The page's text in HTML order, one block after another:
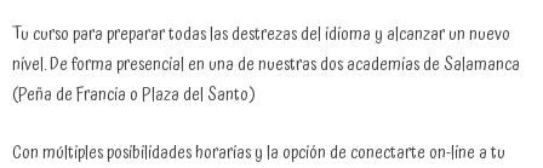
Tu curso para preparar todas las destrezas del idioma y alcanzar un nuevo
nivel. De forma presencial en una de nuestras dos academias de Salamanca
(Peña de Francia o Plaza del Santo)
Con múltiples posibilidades horarias y la opción de conectarte on-line a tu